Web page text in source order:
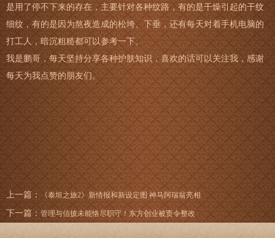
是用了停不下来的存在，主要针对各种纹路，有的是干燥引起的干纹
细纹，有的是因为熬夜造成的松垮、下垂，还有每天对着手机电脑的
打工人，暗沉粗糙都可以参考一下。
我是鹏哥，每天坚持分享各种护肤知识，喜欢的话可以关注我，感谢
每天为我点赞的朋友们。
上一篇： 《泰坦之旅2》新情报和新设定图 神马阿瑞翁亮相
下一篇： 管理与信披未能恪尽职守！东方创业被责令整改